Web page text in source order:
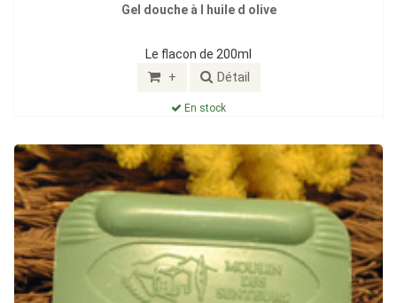
Gel douche à l huile d olive
Le flacon de 200ml
+ Détail
En stock